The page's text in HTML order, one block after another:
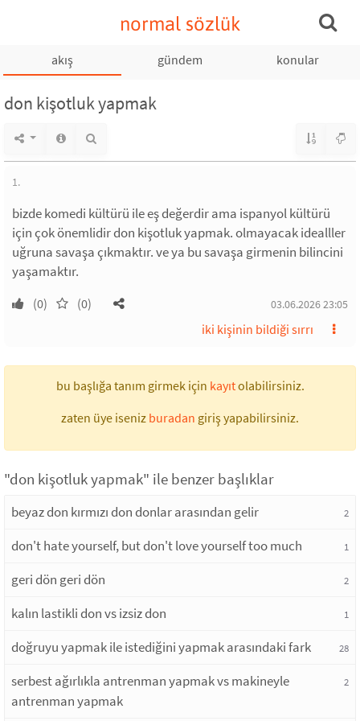
normal sözlük
akış gündem konular
don kişotluk yapmak
1.
bizde komedi kültürü ile eş değerdir ama ispanyol kültürü
için çok önemlidir don kişotluk yapmak. olmayacak idealller
uğruna savaşa çıkmaktır. ve ya bu savaşa girmenin bilincini
yaşamaktır.
(0) (0) 03.06.2026 23:05
iki kişinin bildiği sırrı
bu başlığa tanım girmek için kayıtolabilirsiniz.
zaten üye iseniz buradan giriş yapabilirsiniz.
"don kişotluk yapmak" ile benzer başlıklar
beyaz don kırmızı don donlar arasından gelir 2
don't hate yourself, but don't love yourself too much 1
geri dön geri dön 2
kalın lastikli don vs izsiz don 1
doğruyu yapmak ile istediğini yapmak arasındaki fark 28
serbest ağırlıkla antrenman yapmak vs makineyle
antrenman yapmak
2